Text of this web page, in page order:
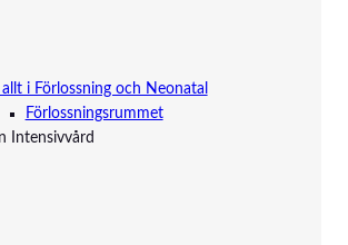
allt i Förlossning och Neonatal
Förlossningsrummet
Intensivvård